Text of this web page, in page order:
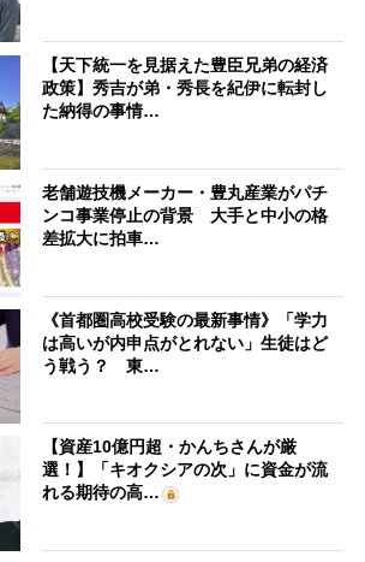
【天下統一を見据えた豊臣兄弟の経済
政策】秀吉が弟・秀長を紀伊に転封し
た納得の事情…
老舗遊技機メーカー・豊丸産業がパチ
ンコ事業停止の背景 大手と中小の格
差拡大に拍車…
《首都圏高校受験の最新事情》「学力
は高いが内申点がとれない」生徒はど
う戦う？ 東…
【資産10億円超・かんちさんが厳
選！】「キオクシアの次」に資金が流
れる期待の高…